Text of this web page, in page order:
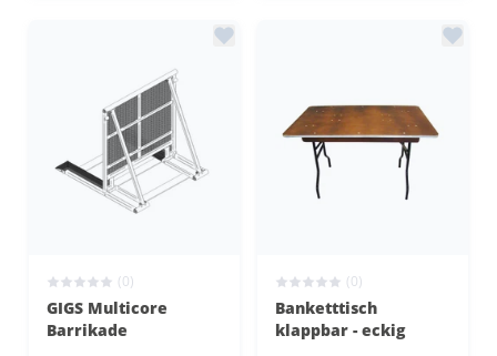
(0)
GIGS Multicore
Barrikade
(0)
Banketttisch
klappbar - eckig